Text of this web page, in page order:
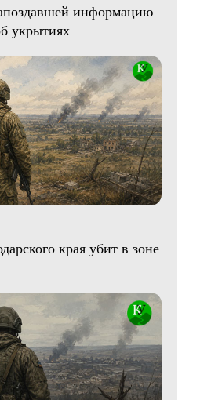
информацию
укрытиях
края убит в зоне